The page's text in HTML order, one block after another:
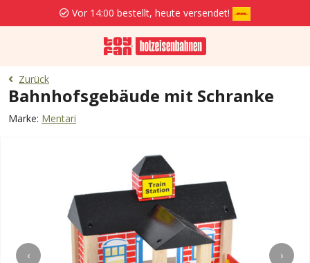
Vor 14:00 bestellt, heute versendet!
Zurück
Bahnhofsgebäude mit Schranke
Marke: Mentari
‹ ›